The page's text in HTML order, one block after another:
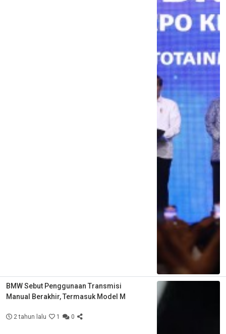
BMW Sebut Penggunaan Transmisi
Manual Berakhir, Termasuk Model M
2 tahun lalu 1 0